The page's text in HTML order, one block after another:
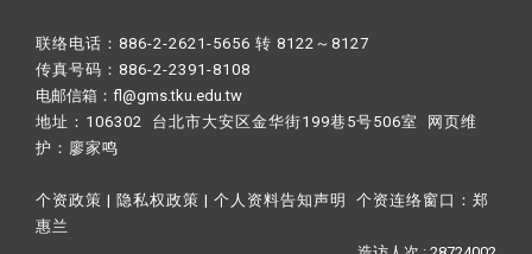
联络电话：886-2-2621-5656 转 8122～8127
传真号码：886-2-2391-8108
电邮信箱：fl@gms.tku.edu.tw
地址：106302 台北市大安区金华街199巷5号506室 网页维
护： 廖家鸣​
个资政策 | 隐私权政策 | 个人资料告知声明 个资连络窗口： 郑
惠兰